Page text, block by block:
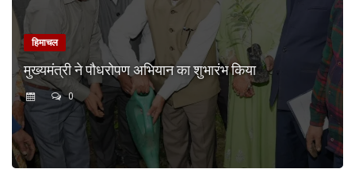
हिमाचल
मुख्यमंत्री ने पौधरोपण अभियान का शुभारंभ किया
0